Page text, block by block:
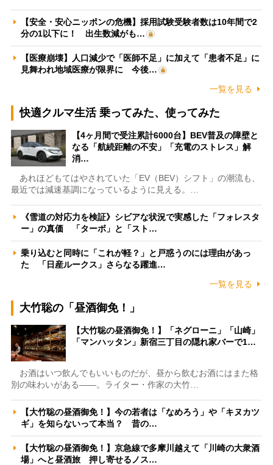
【安全・安心ニッポンの危機】採用試験受験者数は10年間で2
分の1以下に！ 出生数減がも…
【医療崩壊】人口減少で「医師不足」に加えて「患者不足」に
見舞われ地域医療が限界に 今後…
一覧を見る
快適クルマ生活 乗ってみた、使ってみた
【4ヶ月間で受注累計6000台】BEV普及の障壁と
なる「航続距離の不安」「充電のストレス」解
消…
あれほどもてはやされていた「EV（BEV）シフト」の潮流も、
最近では減速基調になっているように見える。…
《雪道の対応力を検証》シビアな状況で実感した「フォレスタ
ー」の真価 「ターボ」と「スト…
乗り込むと同時に「これが軽？」と戸惑うのには理由があっ
た 「日産ルークス」さらなる躍進…
一覧を見る
大竹聡の「昼酒御免！」
【大竹聡の昼酒御免！】「ネグローニ」「山崎」
「マンハッタン」新宿三丁目の隠れ家バーで1…
お酒はいつ飲んでもいいものだが、昼から飲むお酒にはまた格
別の味わいがある――。ライター・作家の大竹…
【大竹聡の昼酒御免！】今の若者は「なめろう」や「キヌカツ
ギ」を知らないって本当？ 昔の…
【大竹聡の昼酒御免！】京急線で多摩川越えて「川崎の大衆酒
場」へと昼酒旅 押し寄せるノス…